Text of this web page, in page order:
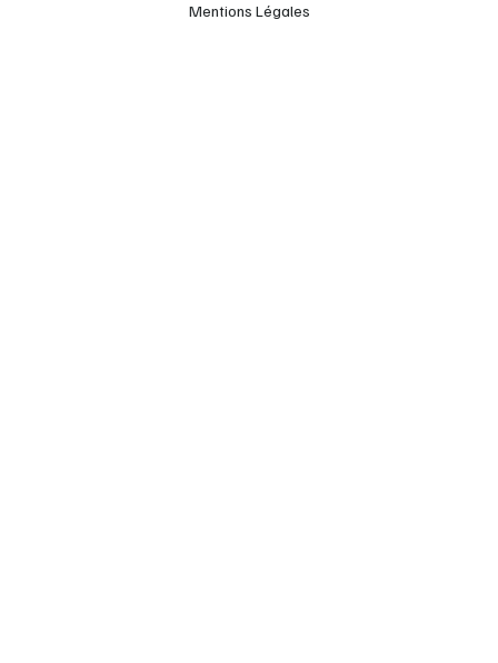
Mentions Légales